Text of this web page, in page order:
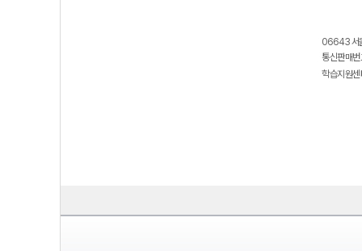
06643 서
통신판매
학습지원